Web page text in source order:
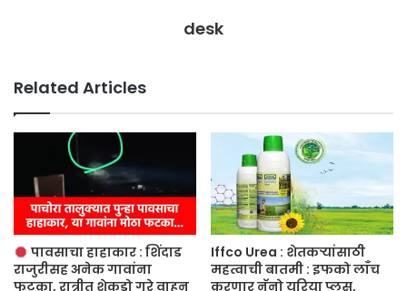
desk
Related Articles
पावसाचा हाहाकार : शिंदाड
राजुरीसह अनेक गावांना
फटका, रात्रीत शेकडो गुरे वाहून
Iffco Urea : शेतकऱ्यांसाठी
महत्वाची बातमी : इफको लाँच
करणार नॅनो युरिया प्लस,